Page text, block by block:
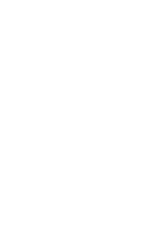
・お中元】